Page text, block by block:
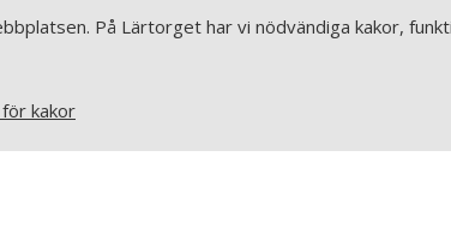
På Lärtorget har vi nödvändiga kakor,
kakor